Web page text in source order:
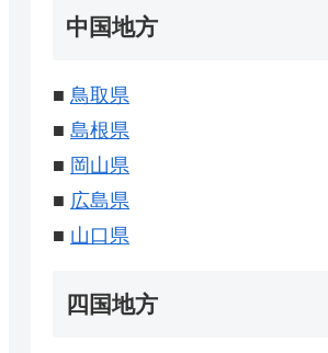
中国地方
■ 鳥取県
■ 島根県
■ 岡山県
■ 広島県
■ 山口県
四国地方